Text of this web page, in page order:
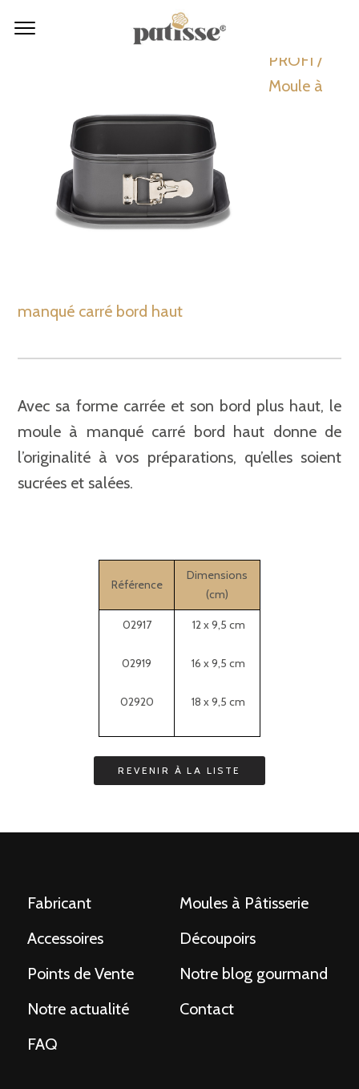
PROFI /
Moule à
manqué carré bord haut
Avec sa forme carrée et son bord plus haut, le
moule à manqué carré bord haut donne de
l’originalité à vos préparations, qu’elles soient
sucrées et salées.
Référence
Dimensions
(cm)
02917
02919
02920
12 x 9,5 cm
16 x 9,5 cm
18 x 9,5 cm
Fabricant
Moules à Pâtisserie
Accessoires
Découpoirs
Points de Vente
Notre blog gourmand
Notre actualité
Contact
FAQ